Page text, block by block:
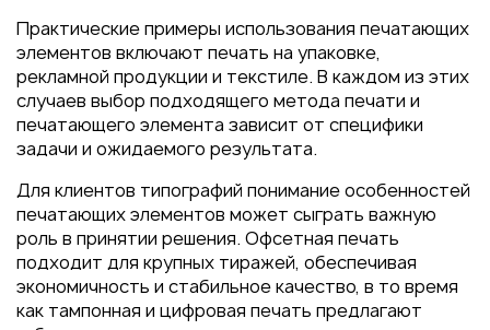
Практические примеры использования печатающих
элементов включают печать на упаковке,
рекламной продукции и текстиле. В каждом из этих
случаев выбор подходящего метода печати и
печатающего элемента зависит от специфики
задачи и ожидаемого результата.
Для клиентов типографий понимание особенностей
печатающих элементов может сыграть важную
роль в принятии решения. Офсетная печать
подходит для крупных тиражей, обеспечивая
экономичность и стабильное качество, в то время
как тампонная и цифровая печать предлагают